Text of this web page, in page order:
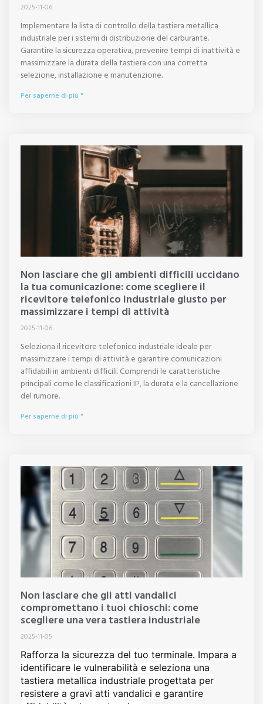
2025-11-06
Implementare la lista di controllo della tastiera metallica
industriale per i sistemi di distribuzione del carburante.
Garantire la sicurezza operativa, prevenire tempi di inattività e
massimizzare la durata della tastiera con una corretta
selezione, installazione e manutenzione.
Per saperne di più "
Non lasciare che gli ambienti difficili uccidano
la tua comunicazione: come scegliere il
ricevitore telefonico industriale giusto per
massimizzare i tempi di attività
2025-11-06
Seleziona il ricevitore telefonico industriale ideale per
massimizzare i tempi di attività e garantire comunicazioni
affidabili in ambienti difficili. Comprendi le caratteristiche
principali come le classificazioni IP, la durata e la cancellazione
del rumore.
Per saperne di più "
Non lasciare che gli atti vandalici
compromettano i tuoi chioschi: come
scegliere una vera tastiera industriale
2025-11-05
Rafforza la sicurezza del tuo terminale. Impara a
identificare le vulnerabilità e seleziona una
tastiera metallica industriale progettata per
resistere a gravi atti vandalici e garantire